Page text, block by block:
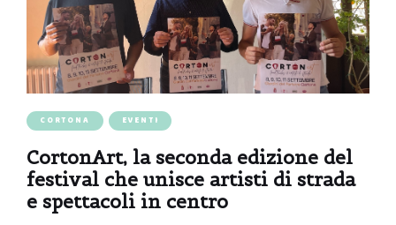
CORTONA EVENTI
CortonArt, la seconda edizione del
festival che unisce artisti di strada
e spettacoli in centro